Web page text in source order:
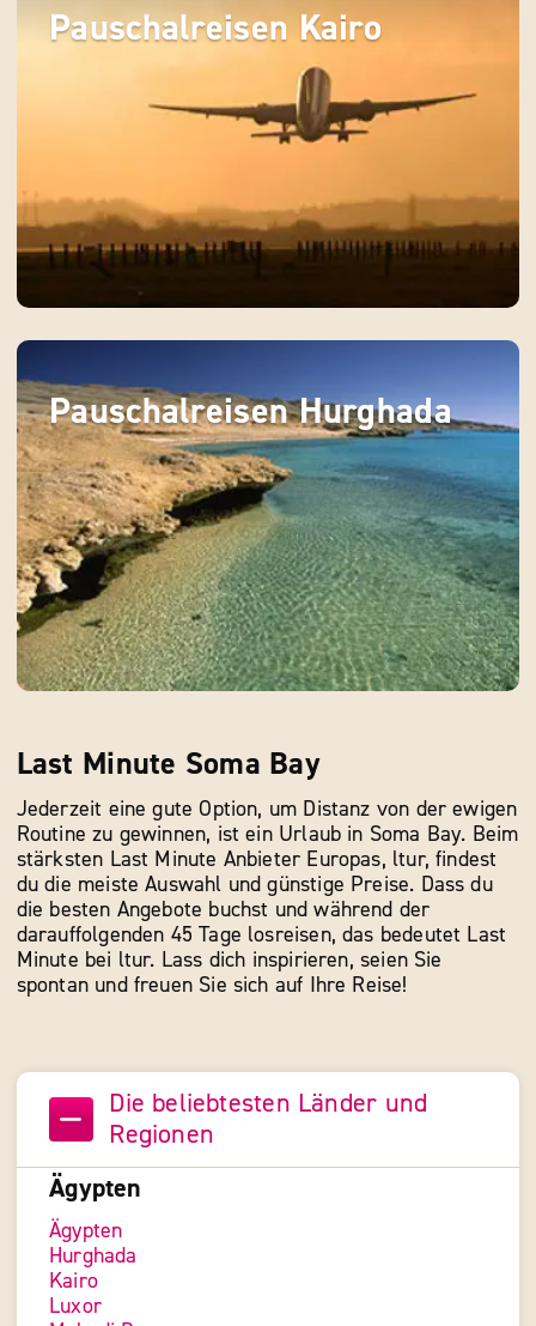
Pauschalreisen Kairo
Pauschalreisen Hurghada
Last Minute Soma Bay
Jederzeit eine gute Option, um Distanz von der ewigen
Routine zu gewinnen, ist ein Urlaub in Soma Bay. Beim
stärksten Last Minute Anbieter Europas, ltur, findest
du die meiste Auswahl und günstige Preise. Dass du
die besten Angebote buchst und während der
darauffolgenden 45 Tage losreisen, das bedeutet Last
Minute bei ltur. Lass dich inspirieren, seien Sie
spontan und freuen Sie sich auf Ihre Reise!
Die beliebtesten Länder und
Regionen
Ägypten
Ägypten
Hurghada
Kairo
Luxor